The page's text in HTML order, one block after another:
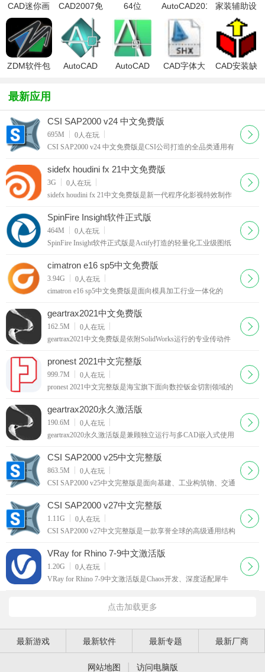
CAD迷你画
图
CAD2007免
费中文版
64位
CAD2010注
册机
AutoCAD2015
官方中文版
家装辅助设
计软件
(Sweet
Home 3D)
ZDM软件包
AutoCAD
AutoCAD
CAD字体大
CAD安装缺
最新应用
CSI SAP2000 v24 中文免费版
695M 0 人在玩
CSI SAP2000 v24 中文免费版是CSI公司打造的全品类通用有
软件采用单一用户界面，允许工程师根据个人习惯自定义窗
口布局和工具栏排布，支持
下载
sidefx houdini fx 21中文免费版
3G 0 人在玩
sidefx houdini fx 21中文免费版是新一代程序化影视特效制作
视大片、虚拟内容、项目动画领域主流的物理仿真制作平
台，使其成为影视特效、
下载
SpinFire Insight软件正式版
464M 0 人在玩
SpinFire Insight软件正式版是Actify打造的轻量化工业级图纸
纸，依托完善的数据解析能力深挖图纸产品参数，成为制造
业图纸审阅、数据互通、外
下载
cimatron e16 sp5中文免费版
3.94G 0 人在玩
cimatron e16 sp5中文免费版是面向模具加工行业一体化的
从结构设计到数控编程全流程作业，并内置了针对模具行业
的专业工具，如电极自动编程、
下载
geartrax2021中文免费版
162.5M 0 人在玩
geartrax2021中文免费版是依附SolidWorks运行的专业传动件
注各类齿轮传动零件的精准化快速建模作业，广泛用于机械
传动、减速机、自动化设备
下载
pronest 2021中文完整版
999.7M 0 人在玩
pronest 2021中文完整版是海宝旗下面向数控钣金切割领域的
成全维度优化迭代，使切割边缘更加美观。无论是等离子、
水刀、激光还是火焰切割，P
下载
geartrax2020永久激活版
190.6M 0 人在玩
geartrax2020永久激活版是兼顾独立运行与多CAD嵌入式使用
DWG或DXF格式，可直接在AutoCAD或其他CAD软件中打
开进行二次编辑。
下载
CSI SAP2000 v25中文完整版
863.5M 0 人在玩
CSI SAP2000 v25中文完整版是面向基建、工业构筑物、交通
作环境优化交互逻辑，该版本在软件性能、界面布局和交互
方式上进行了全面优化，同
下载
CSI SAP2000 v27中文完整版
1.11G 0 人在玩
CSI SAP2000 v27中文完整版是一款享誉全球的高级通用结构
文件导入网格，或通过新增的编辑选项直接在软件中创建自
定义网格布局，进一步拓宽
下载
VRay for Rhino 7-9中文激活版
1.20G 0 人在玩
VRay for Rhino 7-9中文激活版是Chaos开发、深度适配犀牛
性能和直观的操作面板而著
下载
点击加载更多
最新游戏 最新软件 最新专题 最新厂商
网站地图 | 访问电脑版